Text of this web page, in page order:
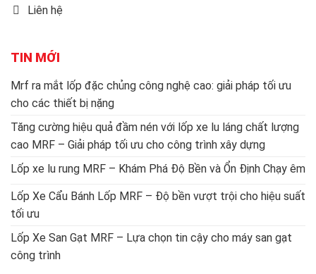
Liên hệ
TIN MỚI
Mrf ra mắt lốp đặc chủng công nghệ cao: giải pháp tối ưu
cho các thiết bị nặng
Tăng cường hiệu quả đầm nén với lốp xe lu láng chất lượng
cao MRF – Giải pháp tối ưu cho công trình xây dựng
Lốp xe lu rung MRF – Khám Phá Độ Bền và Ổn Định Chạy êm
Lốp Xe Cẩu Bánh Lốp MRF – Độ bền vượt trội cho hiệu suất
tối ưu
Lốp Xe San Gạt MRF – Lựa chọn tin cậy cho máy san gạt
công trình